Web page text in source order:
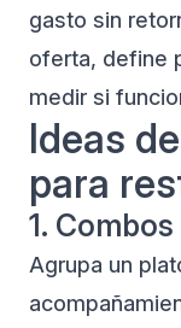
gasto sin
oferta, define
medir si
Ideas
para
1.
Agrupa un